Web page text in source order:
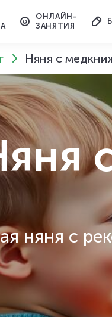
ОНЛАЙН-
ЗАНЯТИЯ
Няня с
няня с